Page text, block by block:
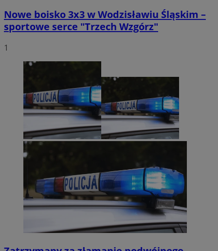
Nowe boisko 3x3 w Wodzisławiu Śląskim –
sportowe serce "Trzech Wzgórz"
1